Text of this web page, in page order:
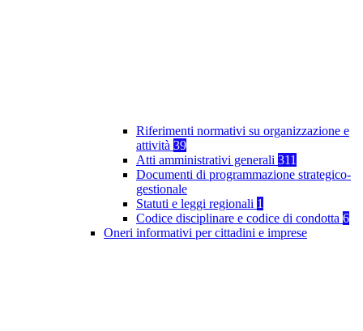
Riferimenti normativi su organizzazione e
attività 39
Atti amministrativi generali 311
Documenti di programmazione strategico-
gestionale
Statuti e leggi regionali 1
Codice disciplinare e codice di condotta 6
Oneri informativi per cittadini e imprese